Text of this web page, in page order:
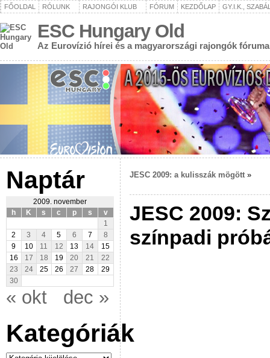
FŐOLDAL RÓLUNK RAJONGÓI KLUB FÓRUM KEZDŐLAP GY.I.K.,
ESC Hungary Old
Az Eurovízió hírei és a magyarországi rajongók fóruma
Naptár
2009. november
h
K s c p s
v
1
2
3 4 5 6 7
8
9
10 11 12 13 14
15
16
17 18 19 20 21
22
23
24 25 26 27 28
29
30
« okt dec »
Kategóriák
Kategóriák
JESC 2009: a kulisszák mögött »
JESC 2009:
színpadi